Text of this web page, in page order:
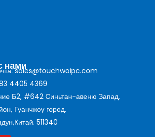
намиsales@touchwoipc.com
4405 4369
Б2, #642 Синьтан-авеню Запад,
Гуанчжоу город,
511340